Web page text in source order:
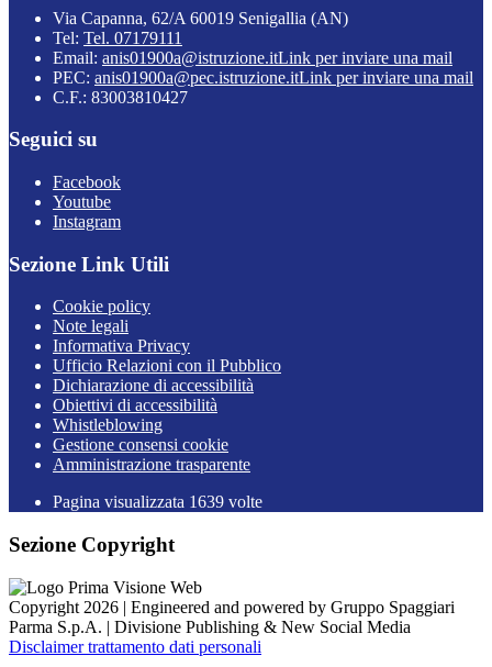
Via Capanna, 62/A 60019 Senigallia (AN)
Tel: Tel. 07179111
Email: anis01900a@istruzione.itLink per inviare una mail
PEC: anis01900a@pec.istruzione.itLink per inviare una mail
C.F.: 83003810427
Seguici su
Facebook
Youtube
Instagram
Sezione Link Utili
Cookie policy
Note legali
Informativa Privacy
Ufficio Relazioni con il Pubblico
Dichiarazione di accessibilità
Obiettivi di accessibilità
Whistleblowing
Gestione consensi cookie
Amministrazione trasparente
Pagina visualizzata 1639 volte
Sezione Copyright
Copyright 2026 | Engineered and powered by Gruppo Spaggiari
Parma S.p.A. | Divisione Publishing & New Social Media
Disclaimer trattamento dati personali